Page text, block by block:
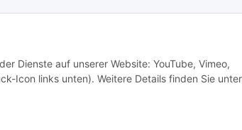
Dienste auf unserer Website: YouTube, Vimeo,
Icon links unten). Weitere Details finden Sie unter